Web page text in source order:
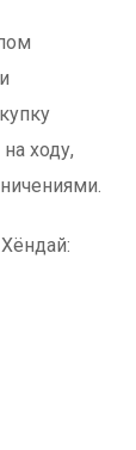
ходу,